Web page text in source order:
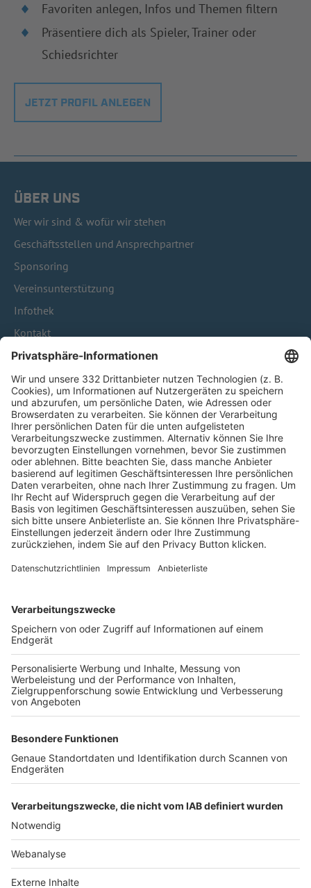
Favoriten anlegen, Infos und Themen filtern
Präsentiere dich als Spieler, Trainer oder
Schiedsrichter
JETZT PROFIL ANLEGEN
ÜBER UNS
Wer wir sind & wofür wir stehen
Geschäftsstellen und Ansprechpartner
Sponsoring
Vereinsunterstützung
Infothek
Kontakt
HÄUFIG BESUCHTE SEITEN
Pässe und Vereinswechsel
Trainerausbildung
Schulungsangebot Vereinsmitarbeiter
BFV-Geschäftsstellen
Trainerbörse
Login SpielPlus
FOLGE DEM BFV
TOP-VEREINE
TOP-PARTNER
Nutzungsbedingungen Datenschutz Impressum